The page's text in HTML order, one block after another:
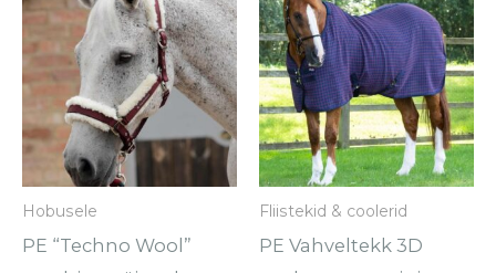
Hobusele
PE “Techno Wool”
tootel
on
mitu
varianti.
Valikuid
saab
teha
tootelehel.
Fliistekid & coolerid
PE Vahveltekk 3D